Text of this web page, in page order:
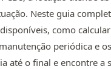
Neste guia
como
periódica e os
até o final e encontre a